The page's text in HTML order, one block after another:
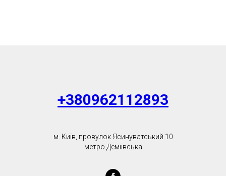
+380962112893
м. Київ, провулок Ясинуватський 10
метро Деміївська